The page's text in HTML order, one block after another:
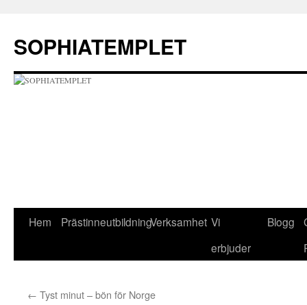
innehåll
SOPHIATEMPLET
Hem PrästinneutbildningVerksamhet Vi
erbjuder
Blogg
← Tyst minut – bön för Norge